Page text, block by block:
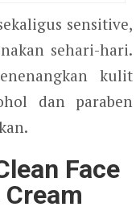
sensitive,
sehari-hari.
kulit
dan paraben
Face